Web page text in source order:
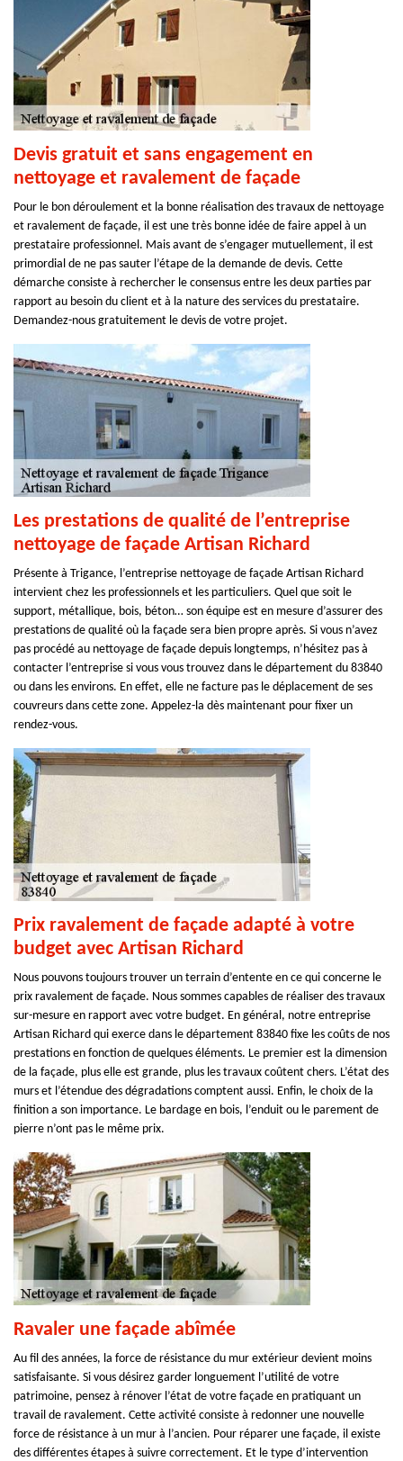
Devis gratuit et sans engagement en
nettoyage et ravalement de façade
Pour le bon déroulement et la bonne réalisation des travaux de nettoyage
et ravalement de façade, il est une très bonne idée de faire appel à un
prestataire professionnel. Mais avant de s’engager mutuellement, il est
primordial de ne pas sauter l’étape de la demande de devis. Cette
démarche consiste à rechercher le consensus entre les deux parties par
rapport au besoin du client et à la nature des services du prestataire.
Demandez-nous gratuitement le devis de votre projet.
Les prestations de qualité de l’entreprise
nettoyage de façade Artisan Richard
Présente à Trigance, l’entreprise nettoyage de façade Artisan Richard
intervient chez les professionnels et les particuliers. Quel que soit le
support, métallique, bois, béton… son équipe est en mesure d’assurer des
prestations de qualité où la façade sera bien propre après. Si vous n’avez
pas procédé au nettoyage de façade depuis longtemps, n’hésitez pas à
contacter l’entreprise si vous vous trouvez dans le département du 83840
ou dans les environs. En effet, elle ne facture pas le déplacement de ses
couvreurs dans cette zone. Appelez-la dès maintenant pour fixer un
rendez-vous.
Prix ravalement de façade adapté à votre
budget avec Artisan Richard
Nous pouvons toujours trouver un terrain d’entente en ce qui concerne le
prix ravalement de façade. Nous sommes capables de réaliser des travaux
sur-mesure en rapport avec votre budget. En général, notre entreprise
Artisan Richard qui exerce dans le département 83840 fixe les coûts de nos
prestations en fonction de quelques éléments. Le premier est la dimension
de la façade, plus elle est grande, plus les travaux coûtent chers. L’état des
murs et l’étendue des dégradations comptent aussi. Enfin, le choix de la
finition a son importance. Le bardage en bois, l’enduit ou le parement de
pierre n’ont pas le même prix.
Ravaler une façade abîmée
Au fil des années, la force de résistance du mur extérieur devient moins
satisfaisante. Si vous désirez garder longuement l’utilité de votre
patrimoine, pensez à rénover l’état de votre façade en pratiquant un
travail de ravalement. Cette activité consiste à redonner une nouvelle
force de résistance à un mur à l’ancien. Pour réparer une façade, il existe
des différentes étapes à suivre correctement. Et le type d’intervention